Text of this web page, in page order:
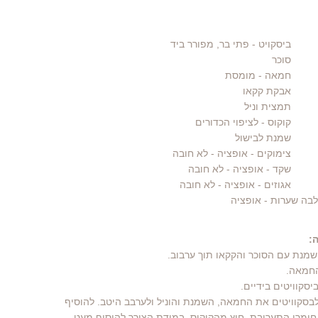
ביסקויט - פתי בר, מפורר ביד
סוכר
חמאה - מומסת
אבקת קקאו
תמצית וניל
קוקוס - לציפוי הכדורים
שמנת לבישול
צימוקים - אופציה - לא חובה
שקד - אופציה - לא חובה
אגוזים - אופציה - לא חובה
לבסקוויטים את החמאה, השמנת והוניל ולערבב היטב. להוסיף